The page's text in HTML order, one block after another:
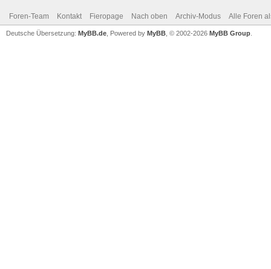
Foren-Team Kontakt Fieropage Nach oben Archiv-Modus Alle Foren
Deutsche Übersetzung: MyBB.de , Powered by MyBB , © 2002-2026 MyBB Group